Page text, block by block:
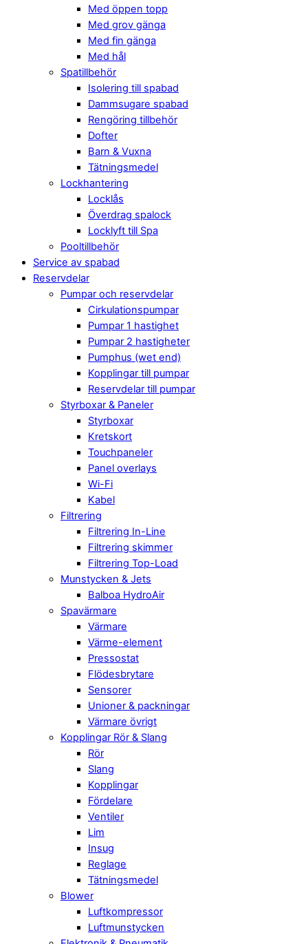
Med öppen topp
Med grov gänga
Med fin gänga
Med hål
Spatillbehör
Isolering till spabad
Dammsugare spabad
Rengöring tillbehör
Dofter
Barn & Vuxna
Tätningsmedel
Lockhantering
Locklås
Överdrag spalock
Locklyft till Spa
Pooltillbehör
Service av spabad
Reservdelar
Pumpar och reservdelar
Cirkulationspumpar
Pumpar 1 hastighet
Pumpar 2 hastigheter
Pumphus (wet end)
Kopplingar till pumpar
Reservdelar till pumpar
Styrboxar & Paneler
Styrboxar
Kretskort
Touchpaneler
Panel overlays
Wi-Fi
Kabel
Filtrering
Filtrering In-Line
Filtrering skimmer
Filtrering Top-Load
Munstycken & Jets
Balboa HydroAir
Spavärmare
Värmare
Värme-element
Pressostat
Flödesbrytare
Sensorer
Unioner & packningar
Värmare övrigt
Kopplingar Rör & Slang
Rör
Slang
Kopplingar
Fördelare
Ventiler
Lim
Insug
Reglage
Tätningsmedel
Blower
Luftkompressor
Luftmunstycken